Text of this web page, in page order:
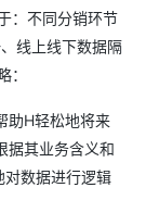
：不同分销环节
线上线下数据隔
：
助H轻松地将来
据其业务含义和
对数据进行逻辑